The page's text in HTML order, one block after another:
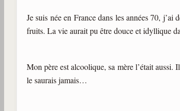
Je suis née en France dans les années 70,
fruits. La vie aurait pu être douce et idyllique
Mon père est alcoolique, sa mère l’était aussi.
le saurais jamais…